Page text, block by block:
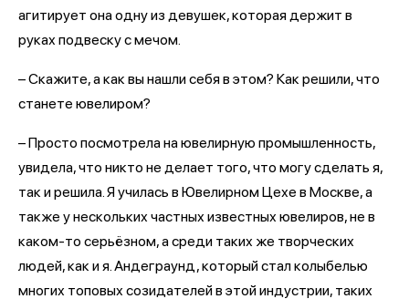
агитирует она одну из девушек, которая держит в
руках подвеску с мечом.
– Скажите, а как вы нашли себя в этом? Как решили, что
станете ювелиром?
– Просто посмотрела на ювелирную промышленность,
увидела, что никто не делает того, что могу сделать я,
так и решила. Я училась в Ювелирном Цехе в Москве, а
также у нескольких частных известных ювелиров, не в
каком-то серьёзном, а среди таких же творческих
людей, как и я. Андеграунд, который стал колыбелью
многих топовых созидателей в этой индустрии, таких